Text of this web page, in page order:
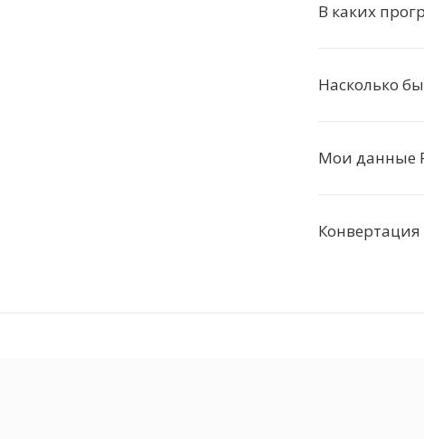
В каких
Насколько
Мои данные
Конвертация